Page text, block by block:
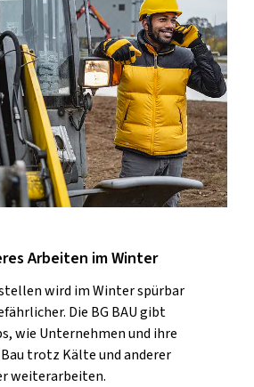
Arbeiten im Winter
wird im Winter spürbar
Die BG BAU gibt
wie Unternehmen und ihre
trotz Kälte und anderer
weiterarbeiten.